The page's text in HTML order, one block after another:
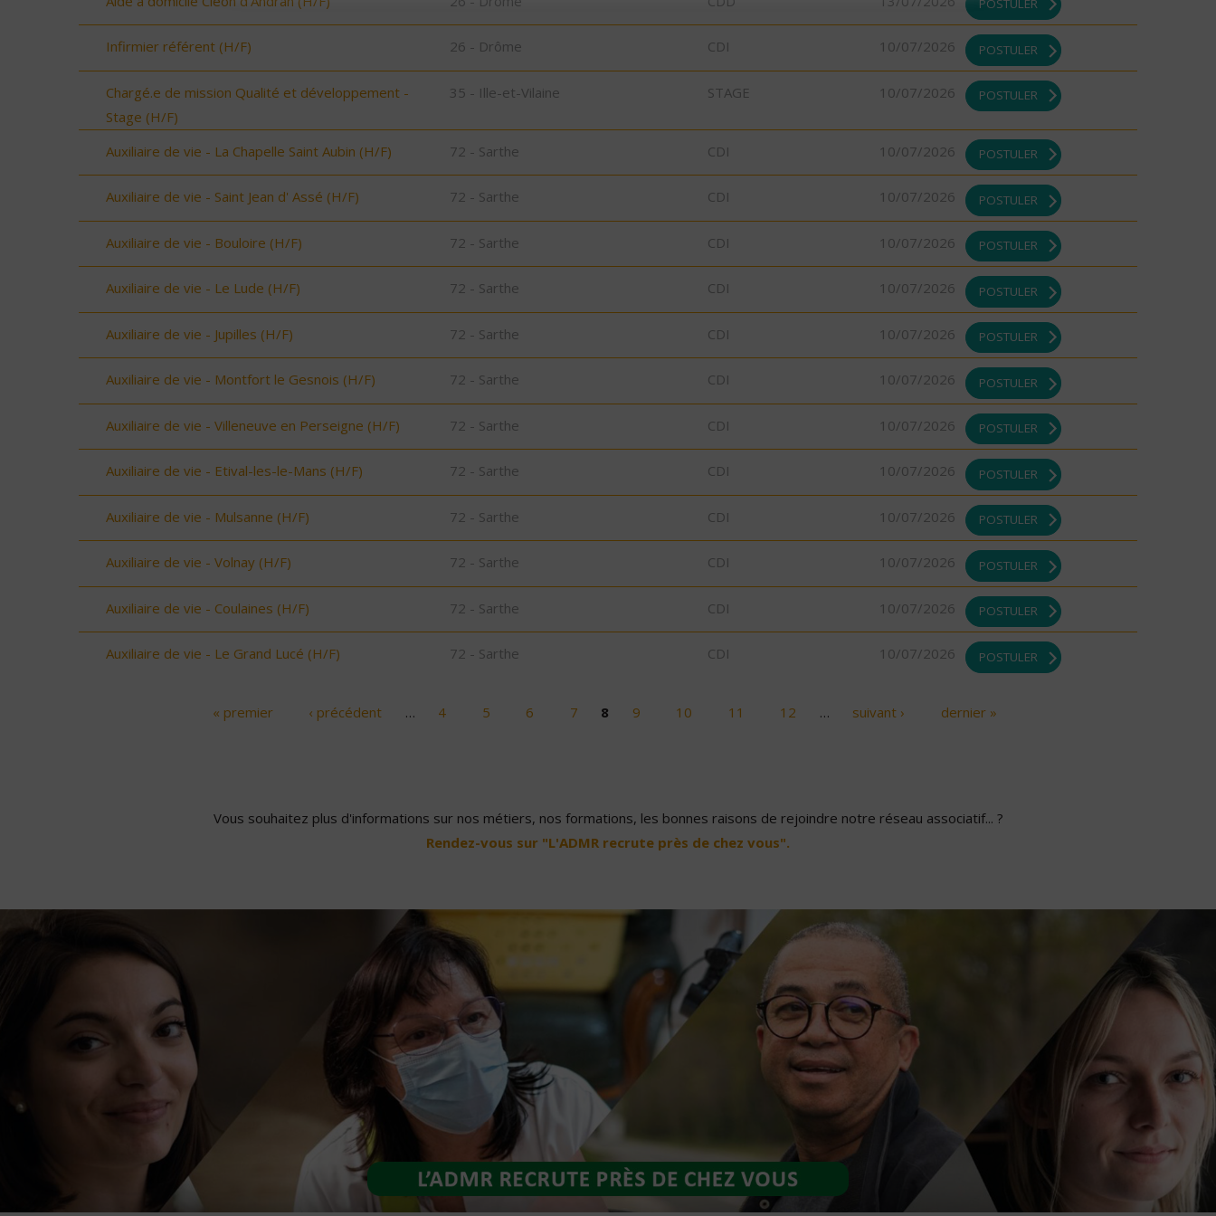
POSTULER
Infirmier référent (H/F) 26 - Drôme CDI 10/07/2026 POSTULER
Chargé.e de mission Qualité et développement -
Stage (H/F)
35 - Ille-et-Vilaine STAGE 10/07/2026 POSTULER
Auxiliaire de vie - La Chapelle Saint Aubin (H/F) 72 - Sarthe CDI 10/07/2026 POSTULER
Auxiliaire de vie - Saint Jean d' Assé (H/F) 72 - Sarthe CDI 10/07/2026 POSTULER
Auxiliaire de vie - Bouloire (H/F) 72 - Sarthe CDI 10/07/2026 POSTULER
Auxiliaire de vie - Le Lude (H/F) 72 - Sarthe CDI 10/07/2026 POSTULER
Auxiliaire de vie - Jupilles (H/F) 72 - Sarthe CDI 10/07/2026 POSTULER
Auxiliaire de vie - Montfort le Gesnois (H/F) 72 - Sarthe CDI 10/07/2026 POSTULER
Auxiliaire de vie - Villeneuve en Perseigne (H/F) 72 - Sarthe CDI 10/07/2026 POSTULER
Auxiliaire de vie - Etival-les-le-Mans (H/F) 72 - Sarthe CDI 10/07/2026 POSTULER
Auxiliaire de vie - Mulsanne (H/F) 72 - Sarthe CDI 10/07/2026 POSTULER
Auxiliaire de vie - Volnay (H/F) 72 - Sarthe CDI 10/07/2026 POSTULER
Auxiliaire de vie - Coulaines (H/F) 72 - Sarthe CDI 10/07/2026 POSTULER
Auxiliaire de vie - Le Grand Lucé (H/F) 72 - Sarthe CDI 10/07/2026 POSTULER
« premier ‹ précédent … 4 5 6 7 8 9 10 11 12 … suivant › dernier »
Vous souhaitez plus d'informations sur nos métiers, nos formations, les bonnes raisons de rejoindre notre réseau associatif... ?
Rendez-vous sur "L'ADMR recrute près de chez vous".